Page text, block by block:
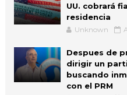
UU. cobrará
residencia
Unknown
Despues de
dirigir un
buscando
con el PRM